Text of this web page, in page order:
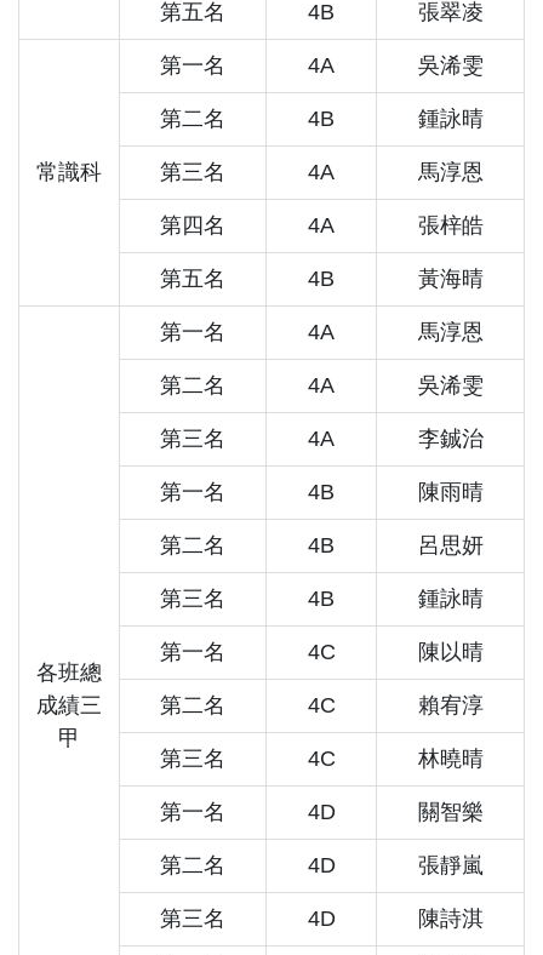
第五名 4B 張翠凌
常識科
第一名 4A 吳浠雯
第二名 4B 鍾詠晴
第三名 4A 馬淳恩
第四名 4A 張梓皓
第五名 4B 黃海晴
各班總
成績三
甲
第一名 4A 馬淳恩
第二名 4A 吳浠雯
第三名 4A 李鋮治
第一名 4B 陳雨晴
第二名 4B 呂思妍
第三名 4B 鍾詠晴
第一名 4C 陳以晴
第二名 4C 賴宥淳
第三名 4C 林曉晴
第一名 4D 關智樂
第二名 4D 張靜嵐
第三名 4D 陳詩淇